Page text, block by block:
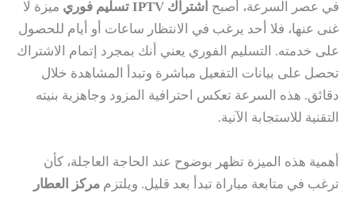
في عصر السرعة، أصبحاشتراك IPTV تسليم فوري
ميزة لا
غنى عنها، فلا أحد يرغب في الانتظار ساعات أو أيام للحصول
على خدمته. التسليم الفوري يعني أنك بمجرد إتمام الاشتراك
تحصل على بيانات التفعيل مباشرة وتبدأ المشاهدة خلال
دقائق. هذه السرعة تعكس احترافية المزود وجاهزية بنيته
التقنية للاستجابة الآنية.
أهمية هذه الميزة تظهر بوضوح عند الحاجة العاجلة، كأن
ترغب في متابعة مباراة تبدأ بعد قليل. ويلتزممركز العطار